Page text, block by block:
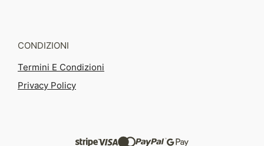
CONDIZIONI
Termini E Condizioni
Privacy Policy